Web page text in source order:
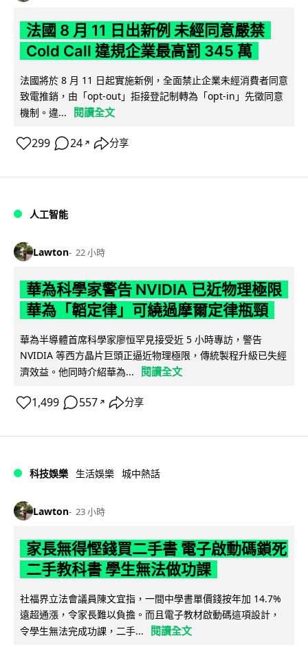
法國 8 月 11 日出新例 未經同意嚴禁
Cold Call 違規企業最高罰 345 萬
法國將於 8 月 11 日起實施新例，全面禁止企業未經消費者同意
致電推銷，由「opt-out」拒接登記制轉為「opt-in」先徵同意
機制。違...
閱讀全文
299 24 ↗ 分享
人工智能
Lawton 22 小時
華為科學家警告 NVIDIA 已近物理極限
華為「韜定律」可繞過摩爾定律瓶頸
華為半導體首席科學家廖恒罕見接受近 5 小時專訪，警告
NVIDIA 等西方晶片巨頭正逼近物理極限，傳統製程升級已失經
濟效益。他同時介紹華為...
閱讀全文
1,499 557 ↗ 分享
科技娛樂 生活娛樂 城中熱話
Lawton 23 小時
家長無得慳錢買二手書 電子啟動碼鎖死
二手教科書 學生無法做功課
社福界立法會議員陳文宜指，一間中學書單價錢按年加 14.7%
遠超通漲，令家長難以負擔。而且電子教材啟動碼這項設計，
令學生無法完成功課，二手...
閱讀全文